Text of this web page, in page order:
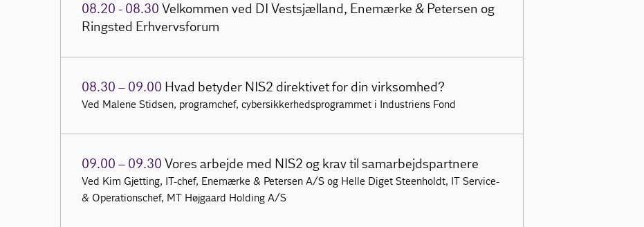
08.20 - 08.30Velkommen ved DI Vestsjælland, Enemærke & Petersen og
Ringsted Erhvervsforum
08.30 – 09.00 Hvad betyder NIS2 direktivet for din virksomhed?
Ved Malene Stidsen, programchef, cybersikkerhedsprogrammet i Industriens Fond
09.00 – 09.30Vores arbejde med NIS2 og krav til samarbejdspartnere
Ved Kim Gjetting, IT-chef, Enemærke & Petersen A/S og Helle Diget Steenholdt, IT Service-
& Operationschef, MT Højgaard Holding A/S